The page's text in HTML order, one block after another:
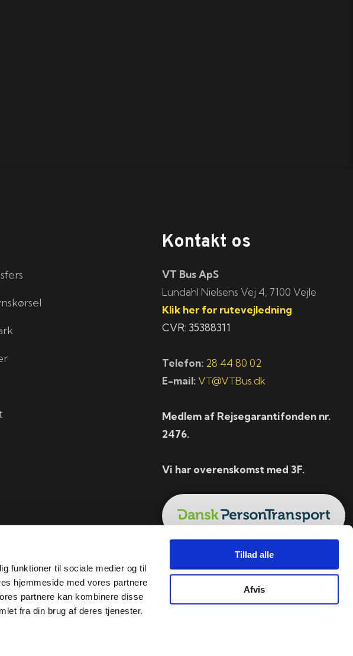
funktioner til sociale medier og til
hjemmeside med vores partnere
partnere kan kombinere disse
fra din brug af deres tjenester.
Tillad alle
Afvis
Kontakt os
VT Bus ApS
​​​Lundahl Nielsens Vej 4, 7100 Vejle
Klik her for rutevejledning
CVR: 35388311
Telefon: 28 44 80 02
E-mail:VT@VTBus.dk
Medlem af Rejsegarantifonden nr.
2476.
Vi har overenskomst med 3F.
Online